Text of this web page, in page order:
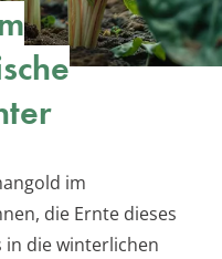
im
die Ernte dieses
die winterlichen